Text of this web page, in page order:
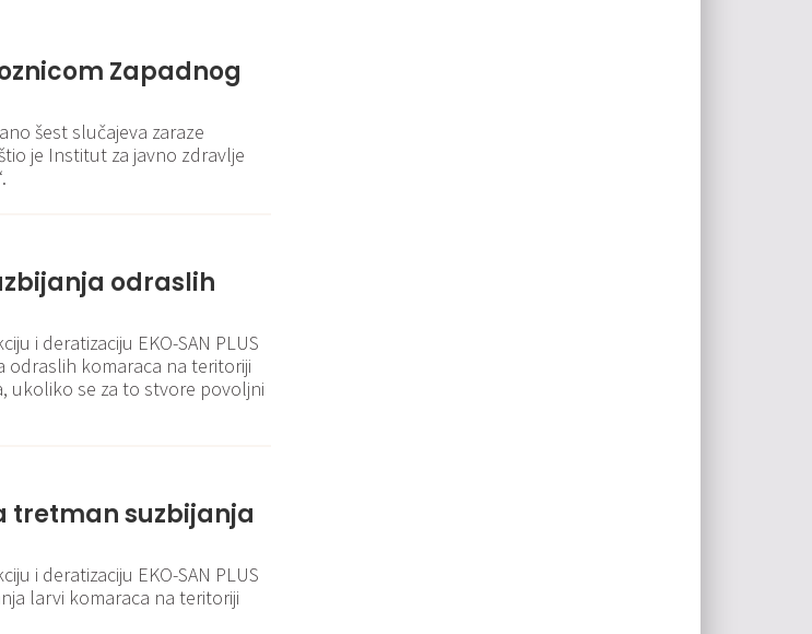
Zapadnog
šest slučajeva zaraze
je Institut za javno zdravlje
odraslih
i deratizaciju EKO-SAN PLUS
odraslih komaraca na teritoriji
ukoliko se za to stvore povoljni
tretman suzbijanja
i deratizaciju EKO-SAN PLUS
larvi komaraca na teritoriji